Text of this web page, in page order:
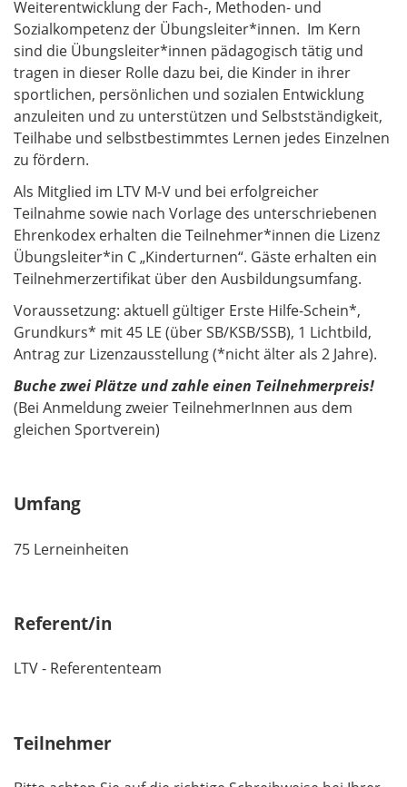
Weiterentwicklung der Fach-, Methoden- und
Sozialkompetenz der Übungsleiter*innen. Im Kern
sind die Übungsleiter*innen pädagogisch tätig und
tragen in dieser Rolle dazu bei, die Kinder in ihrer
sportlichen, persönlichen und sozialen Entwicklung
anzuleiten und zu unterstützen und Selbstständigkeit,
Teilhabe und selbstbestimmtes Lernen jedes Einzelnen
zu fördern.
​​​​​​​Als Mitglied im LTV M-V und bei erfolgreicher
Teilnahme sowie nach Vorlage des unterschriebenen
Ehrenkodex erhalten die Teilnehmer*innen die Lizenz
Übungsleiter*in C „Kinderturnen“. Gäste erhalten ein
Teilnehmerzertifikat über den Ausbildungsumfang.
Voraussetzung: aktuell gültiger Erste Hilfe-Schein*,
Grundkurs* mit 45 LE (über SB/KSB/SSB), 1 Lichtbild,
Antrag zur Lizenzausstellung (*nicht älter als 2 Jahre). ​​​​​​​
Buche zwei Plätze und zahle einen Teilnehmerpreis!
(Bei Anmeldung zweier TeilnehmerInnen aus dem
gleichen Sportverein)
Umfang
75 Lerneinheiten
Referent/in
LTV - Referententeam
Teilnehmer